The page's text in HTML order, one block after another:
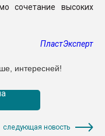
сочетание высоких
ПластЭксперт
интересней!
следующая новость